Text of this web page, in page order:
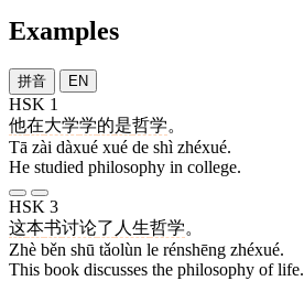
Examples
拼音 EN
HSK 1
他在大学学的是哲学。
Tā zài dàxué xué de shì zhéxué.
He studied philosophy in college.
HSK 3
这本书讨论了 人生哲学。
Zhè běn shū tǎolùn le rénshēng zhéxué.
This book discusses the philosophy of life.